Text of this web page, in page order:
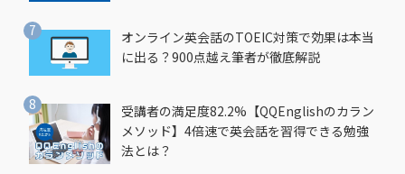
オンライン英会話のTOEIC対策で効果は本当
に出る？900点越え筆者が徹底解説
受講者の満足度82.2%【QQEnglishのカラン
メソッド】4倍速で英会話を習得できる勉強
法とは？